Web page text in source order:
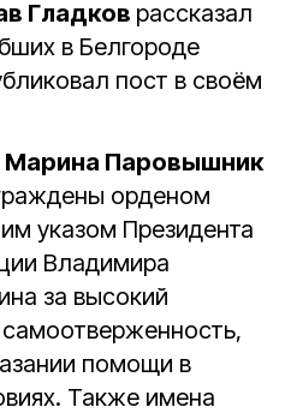
Гладков рассказал
в Белгороде
пост в своём
Паровышник
орденом
указом Президента
Владимира
за высокий
помощи в
Также имена